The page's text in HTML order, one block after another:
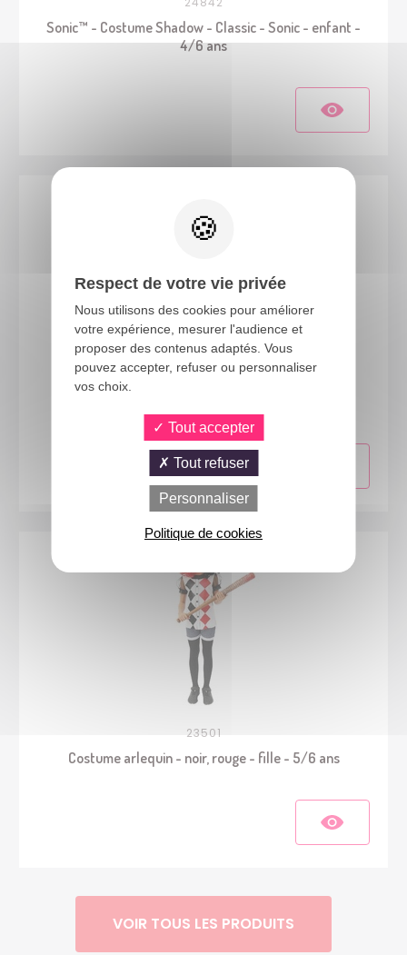
Sonic™ - Costume Shadow - Classic - Sonic - enfant -
4/6 ans
23760
23501
Costume arlequin - noir, rouge - fille - 5/6 ans
VOIR TOUS LES PRODUITS
Respect de votre vie privée
Nous utilisons des cookies pour améliorer
votre expérience, mesurer l'audience et
proposer des contenus adaptés. Vous
pouvez accepter, refuser ou personnaliser
vos choix.
Tout accepter
Tout refuser
Personnaliser
Politique de cookies